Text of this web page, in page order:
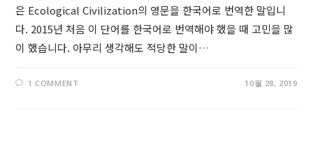
은 Ecological Civilization의 영문을 한국어로 번역한 말입니
다. 2015년 처음 이 단어를 한국어로 번역해야 했을 때 고민을 많
이 했습니다. 아무리 생각해도 적당한 말이…
1 COMMENT 10월 28, 2019